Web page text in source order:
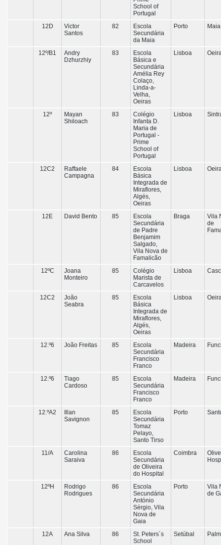
School of
Portugal
12D
Victor
Santos
82
Escola
Secundária
da Maia
Porto Maia
12º/B1
Andry
Dzhurzhiy
83
Escola
Básica e
Secundária
Amélia Rey
Colaço,
Linda-a-
Velha,
Oeiras
Lisboa
12º
Mayan
Shiloach
83
Colégio
Infanta D.
Maria de
Portugal -
Prime
School of
Portugal
Lisboa
12C2
Raffaele
Campagna
84
Escola
Básica
Integrada de
Miraflores,
Algés,
Oeiras
Lisboa
12E David Bento 85
Escola
Secundária
de Padre
Benjamim
Salgado,
Vila Nova de
Famalicão
Braga
Vila
de
12ºC
Joana
Monteiro
85
Colégio
Marista de
Carcavelos
Lisboa
12C2
João
Seabra
85
Escola
Básica
Integrada de
Miraflores,
Algés,
Oeiras
Lisboa
12.º6 João Freitas 85
Escola
Secundária
Francisco
Franco
Madeira
12.º6
Tiago
Cardoso
85
Escola
Secundária
Francisco
Franco
Madeira
12.ºA2
Illan
Savignon
85
Escola
Secundária
Tomaz
Pelayo,
Santo Tirso
Porto
11/A
Carolina
Saraiva
86
Escola
Secundária
de Oliveira
do Hospital
Coimbra
12ºH
Rodrigo
Rodrigues
86
Escola
Secundária
António
Sérgio, Vila
Nova de
Gaia
Porto
Vila
de
12A Ana Silva 86
St. Peters´s
School
Setúbal